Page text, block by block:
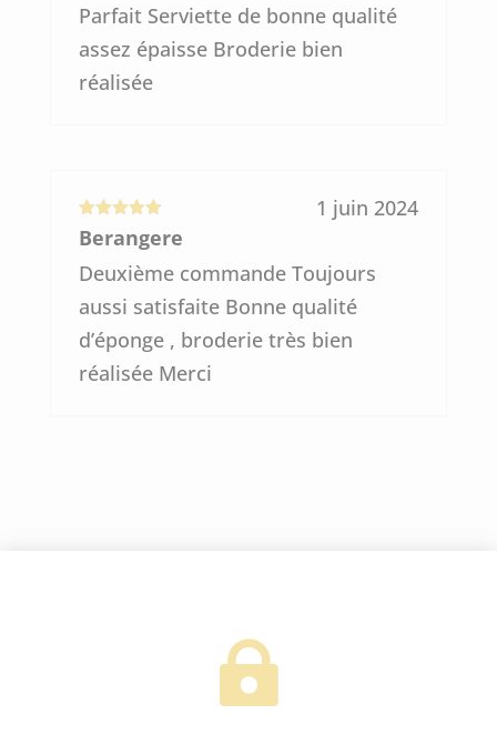
Parfait Serviette de bonne qualité
assez épaisse Broderie bien
réalisée
Note
5
Berangere
1 juin 2024
Deuxième commande Toujours
aussi satisfaite Bonne qualité
d’éponge , broderie très bien
réalisée Merci
